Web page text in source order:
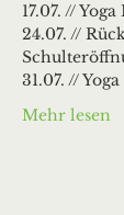
17.07. //
24.07. //
31.07. //
Mehr lesen